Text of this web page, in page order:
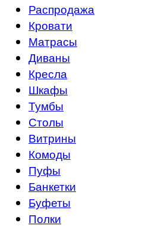
Распродажа
Кровати
Матрасы
Диваны
Кресла
Шкафы
Тумбы
Столы
Витрины
Комоды
Пуфы
Банкетки
Буфеты
Полки